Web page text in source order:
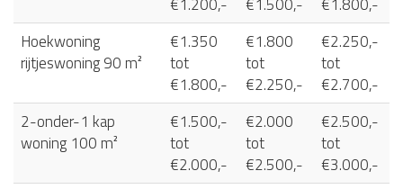
€1.200,-
€1.500,-
€1.800,-
Hoekwoning
rijtjeswoning 90 m²
€1.350
tot
€1.800,-
€1.800
tot
€2.250,-
€2.250,-
tot
€2.700,-
2-onder-1 kap
woning 100 m²
€1.500,-
tot
€2.000,-
€2.000
tot
€2.500,-
€2.500,-
tot
€3.000,-